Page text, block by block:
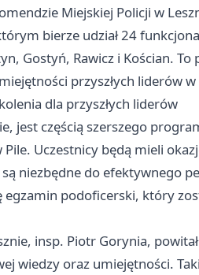
Miejskiej Policji w
bierze udział 24
Gostyń, Rawicz i Kościan.
przyszłych liderów
dla przyszłych liderów
jest częścią szerszego
Uczestnicy będą mieli
niezbędne do efektywnego
egzamin podoficerski, który
insp. Piotr Gorynia,
wiedzy oraz umiejętności.